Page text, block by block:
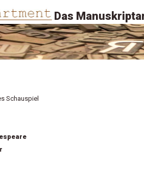
Das
Schauspiel